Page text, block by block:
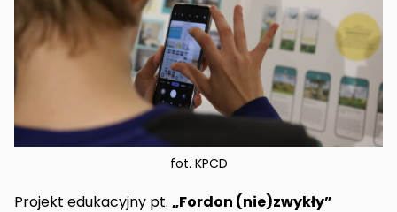
fot. KPCD
Projekt edukacyjny pt. „Fordon (nie)zwykły”